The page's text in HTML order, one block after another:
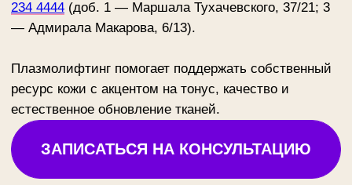
на приём
с вами и запишем вас в удобное время
Обратите внимание: некоторые
специалисты могут иметь ограниченное
количество свободных мест, поэтому
рекомендуем записываться заранее.